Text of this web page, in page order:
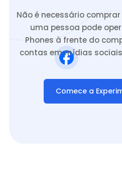
Não é necessário
uma pessoa pode
Phones à frente do
contas em mídias
Comece a